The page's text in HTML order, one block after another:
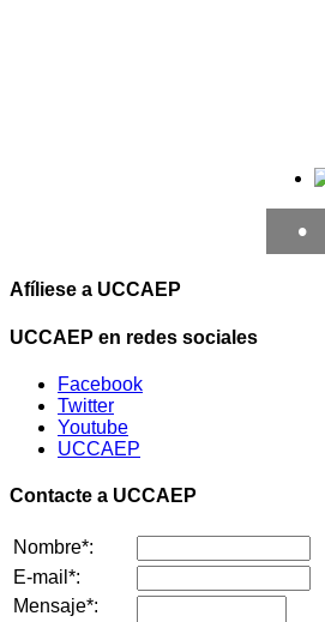
•
Afíliese a UCCAEP
UCCAEP en redes sociales
Facebook
Twitter
Youtube
UCCAEP
Contacte a UCCAEP
Nombre*:
E-mail*:
Mensaje*: